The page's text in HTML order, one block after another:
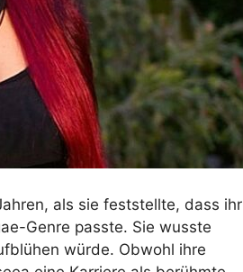
als sie feststellte, dass ihr
Genre passte. Sie wusste
würde. Obwohl ihre